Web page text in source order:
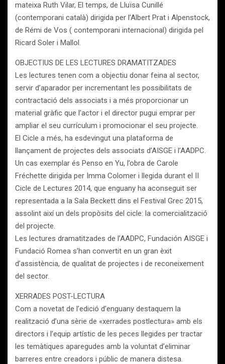
mateixa Ruth Vilar, El temps, de Lluïsa Cunillé
(contemporani català) dirigida per l’Albert Prat i Alpenstock,
de Rémi de Vos ( contemporani internacional) dirigida pel
Ricard Soler i Mallol.
OBJECTIUS DE LES LECTURES DRAMATITZADES
Les lectures tenen com a objectiu donar feina al sector,
servir d’aparador per incrementant les possibilitats de
contractació dels associats i a més proporcionar un
material gràfic que l’actor i el director pugui emprar per
ampliar el seu currículum i promocionar el seu projecte.
El Cicle a més, ha esdevingut una plataforma de
llançament de projectes dels associats d’AISGE i l’AADPC.
Un cas exemplar és Penso en Yu, l’obra de Carole
Fréchette dirigida per Imma Colomer i llegida durant el II
Cicle de Lectures 2014, que enguany ha aconseguit ser
representada a la Sala Beckett dins el Festival Grec 2015,
assolint així un dels propòsits del cicle: la comercialització
del projecte.
Les lectures dramatitzades de l’AADPC, Fundación AISGE i
Fundació Romea s’han convertit en un gran èxit
d’assistència, de qualitat de projectes i de reconeixement
del sector.
XERRADES POST-LECTURA
Com a novetat de l’edició d’enguany destaquem la
realització d’una sèrie de «xerrades postlectura» amb els
directors i l’equip artístic de les peces llegides per tractar
les temàtiques aparegudes amb la voluntat d’eliminar
barreres entre creadors i públic de manera distesa.